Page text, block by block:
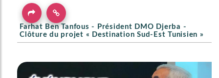
Farhat Ben Tanfous - Président DMO Djerba -
Clôture du projet « Destination Sud-Est Tunisien »